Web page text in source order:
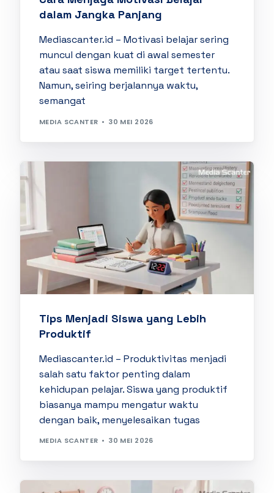
dalam Jangka Panjang
Mediascanter.id – Motivasi belajar sering
muncul dengan kuat di awal semester
atau saat siswa memiliki target tertentu.
Namun, seiring berjalannya waktu,
semangat
MEDIA SCANTER 30 MEI 2026
Tips Menjadi Siswa yang Lebih
Produktif
Mediascanter.id – Produktivitas menjadi
salah satu faktor penting dalam
kehidupan pelajar. Siswa yang produktif
biasanya mampu mengatur waktu
dengan baik, menyelesaikan tugas
MEDIA SCANTER 30 MEI 2026